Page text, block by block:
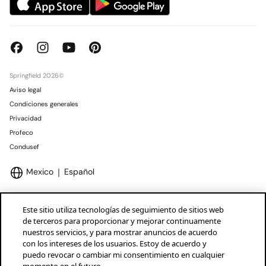
Springfield 2026©
Aviso legal
Condiciones generales
Privacidad
Profeco
Condusef
Mexico Español
Marcas Tendam
Este sitio utiliza tecnologías de seguimiento de sitios web
de terceros para proporcionar y mejorar continuamente
nuestros servicios, y para mostrar anuncios de acuerdo
con los intereses de los usuarios. Estoy de acuerdo y
puedo revocar o cambiar mi consentimiento en cualquier